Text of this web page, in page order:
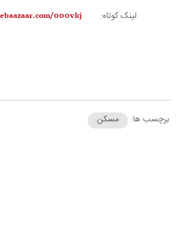
لینک کوتاه:
برچسب ها: مسکن